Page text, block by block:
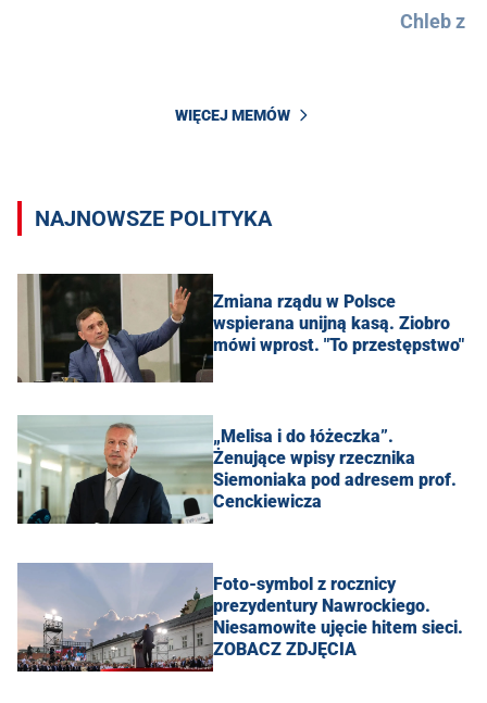
Chleb z
WIĘCEJ MEMÓW
NAJNOWSZE POLITYKA
Zmiana rządu w Polsce
wspierana unijną kasą. Ziobro
mówi wprost. "To przestępstwo"
„Melisa i do łóżeczka”.
Żenujące wpisy rzecznika
Siemoniaka pod adresem prof.
Cenckiewicza
Foto-symbol z rocznicy
prezydentury Nawrockiego.
Niesamowite ujęcie hitem sieci.
ZOBACZ ZDJĘCIA